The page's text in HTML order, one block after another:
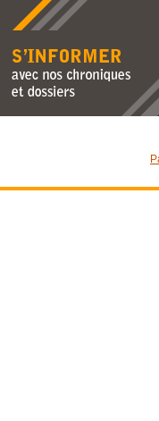
S'informer avec nos
chroniques moto et dossiers